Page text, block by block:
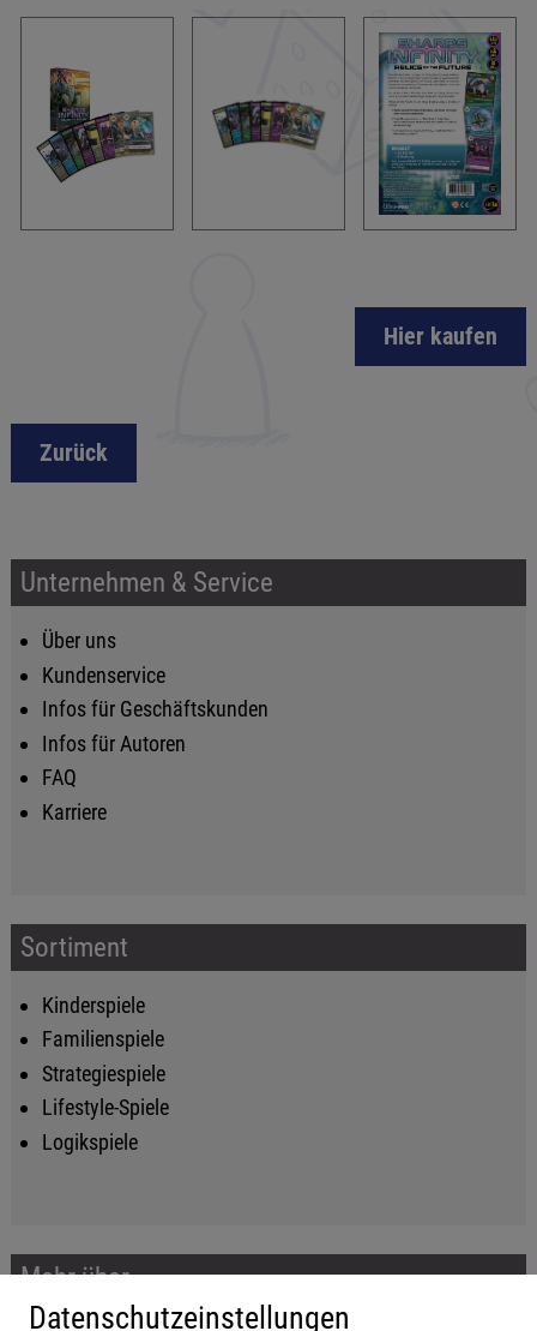
Hier kaufen
Zurück
Unternehmen & Service
Über uns
Kundenservice
Infos für Geschäftskunden
Infos für Autoren
FAQ
Karriere
Sortiment
Kinderspiele
Familienspiele
Strategiespiele
Lifestyle-Spiele
Logikspiele
Mehr über...
Datenschutzeinstellungen